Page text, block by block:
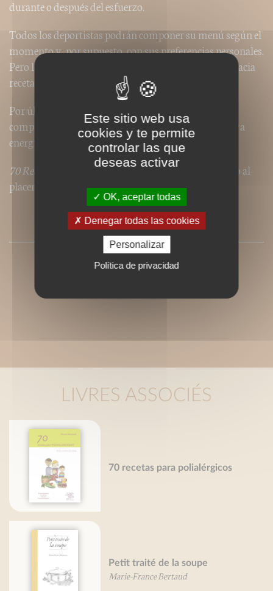
durante o después del esfuerzo.
Todos los deportistas podrán componer su menú según el
momento y, por supuesto, con sus preferencias personales.
Pero los autores también orientan a los deportistas hacia
recetas del libro adaptadas a la actividad practicada.
Por último, para los momentos difíciles, dos recetas
complementarias que son auténticas fuentes de nueva
energía.
70 Recettes pour sportifs: la alegría del esfuerzo junto al
placer de comer.
PRESSE
LIVRES ASSOCIÉS
70 recetas para polialérgicos
Petit traité de la soupe
Marie-France Bertaud
Este sitio web usa
cookies y te permite
controlar las que
deseas activar
OK, aceptar todas
Denegar todas las cookies
Personalizar
Política de privacidad